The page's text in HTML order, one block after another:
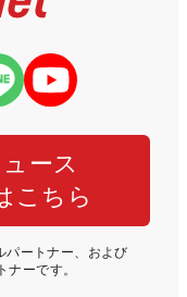
ース
こちら
パートナー、および
ナーです。